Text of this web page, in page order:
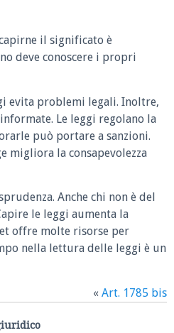
il significato è
deve conoscere i propri
evita problemi legali. Inoltre,
Le leggi regolano la
può portare a sanzioni.
migliora la consapevolezza
Anche chi non è del
le leggi aumenta la
offre molte risorse per
nella lettura delle leggi è un
« Art. 1785 bis